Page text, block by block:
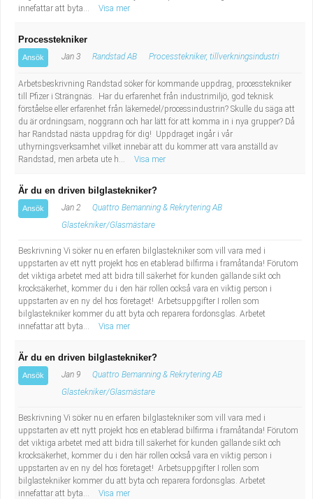
innefattar att byta...
Visa mer
Processtekniker
Ansök Jan 3 Randstad AB Processtekniker, tillverkningsindustri
Arbetsbeskrivning Randstad söker för kommande uppdrag, processtekniker
till Pfizer i Strängnäs. Har du erfarenhet från industrimiljö, god teknisk
förståelse eller erfarenhet från läkemedel/processindustrin? Skulle du säga att
du är ordningsam, noggrann och har lätt för att komma in i nya grupper? Då
har Randstad nästa uppdrag för dig! Uppdraget ingår i vår
uthyrningsverksamhet vilket innebär att du kommer att vara anställd av
Randstad, men arbeta ute h...
Visa mer
Är du en driven bilglastekniker?
Ansök Jan 2
Quattro Bemanning & Rekrytering AB
Glastekniker/Glasmästare
Beskrivning Vi söker nu en erfaren bilglastekniker som vill vara med i
uppstarten av ett nytt projekt hos en etablerad bilfirma i framåtanda! Förutom
det viktiga arbetet med att bidra till säkerhet för kunden gällande sikt och
krocksäkerhet, kommer du i den här rollen också vara en viktig person i
uppstarten av en ny del hos företaget! Arbetsuppgifter I rollen som
bilglastekniker kommer du att byta och reparera fordonsglas. Arbetet
innefattar att byta...
Visa mer
Är du en driven bilglastekniker?
Ansök Jan 9
Quattro Bemanning & Rekrytering AB
Glastekniker/Glasmästare
Beskrivning Vi söker nu en erfaren bilglastekniker som vill vara med i
uppstarten av ett nytt projekt hos en etablerad bilfirma i framåtanda! Förutom
det viktiga arbetet med att bidra till säkerhet för kunden gällande sikt och
krocksäkerhet, kommer du i den här rollen också vara en viktig person i
uppstarten av en ny del hos företaget! Arbetsuppgifter I rollen som
bilglastekniker kommer du att byta och reparera fordonsglas. Arbetet
innefattar att byta...
Visa mer